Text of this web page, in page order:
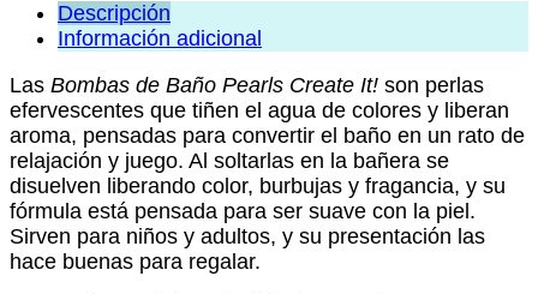
Descripción
Información adicional
Las Bombas de Baño Pearls Create It! son perlas
efervescentes que tiñen el agua de colores y liberan
aroma, pensadas para convertir el baño en un rato de
relajación y juego. Al soltarlas en la bañera se
disuelven liberando color, burbujas y fragancia, y su
fórmula está pensada para ser suave con la piel.
Sirven para niños y adultos, y su presentación las
hace buenas para regalar.